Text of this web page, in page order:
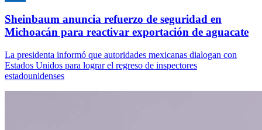
Sheinbaum anuncia refuerzo de seguridad en
Michoacán para reactivar exportación de aguacate
La presidenta informó que autoridades mexicanas dialogan con
Estados Unidos para lograr el regreso de inspectores
estadounidenses